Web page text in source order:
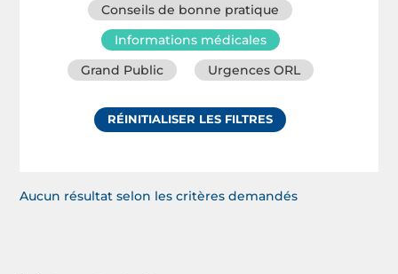
Conseils de bonne pratique
Informations médicales
Grand Public
Urgences ORL
RÉINITIALISER LES FILTRES
Aucun résultat selon les critères demandés